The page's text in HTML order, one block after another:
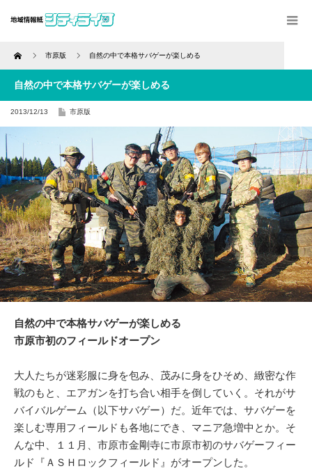
Home 市原版 自然の中で本格サバゲーが楽しめる
自然の中で本格サバゲーが楽しめる
2013/12/13 市原版
自然の中で本格サバゲーが楽しめる
市原市初のフィールドオープン
大人たちが迷彩服に身を包み、茂みに身をひそめ、緻密な作
戦のもと、エアガンを打ち合い相手を倒していく。それがサ
バイバルゲーム（以下サバゲー）だ。近年では、サバゲーを
楽しむ専用フィールドも各地にでき、マニア急増中とか。そ
んな中、１１月、市原市金剛寺に市原市初のサバゲーフィー
ルド『ＡＳＨロックフィールド』がオープンした。